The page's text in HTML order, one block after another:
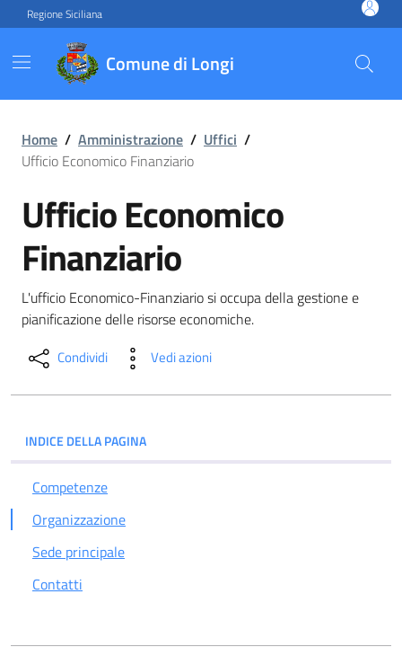
Vai ai contenuti
Vai al footer
Regione Siciliana
Comune di Longi
Ufficio Economico
Home / Amministrazione / Uffici /
Ufficio Economico Finanziario
Ufficio Economico
Finanziario
L'ufficio Economico-Finanziario si occupa della gestione e
pianificazione delle risorse economiche.
Condividi Vedi azioni
INDICE DELLA PAGINA
Competenze
Organizzazione
Sede principale
Contatti